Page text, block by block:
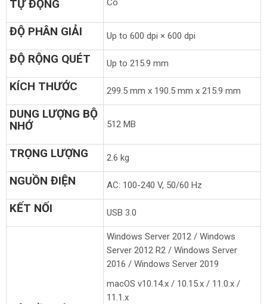
TỰ ĐỘNG
ĐỘ PHÂN GIẢI Up to 600 dpi × 600 dpi
ĐỘ RỘNG QUÉT Up to 215.9 mm
KÍCH THƯỚC 299.5 mm x 190.5 mm x 215.9 mm
DUNG LƯỢNG BỘ
NHỚ
512 MB
TRỌNG LƯỢNG 2.6 kg
NGUỒN ĐIỆN AC: 100-240 V, 50/60 Hz
KẾT NỐI USB 3.0
Windows Server 2012 / Windows
Server 2012 R2 / Windows Server
2016 / Windows Server 2019
macOS v10.14.x / 10.15.x / 11.0.x /
11.1.x